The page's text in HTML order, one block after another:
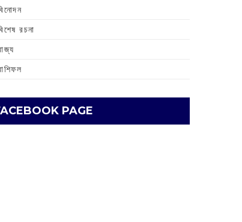
রচনা
PAGE